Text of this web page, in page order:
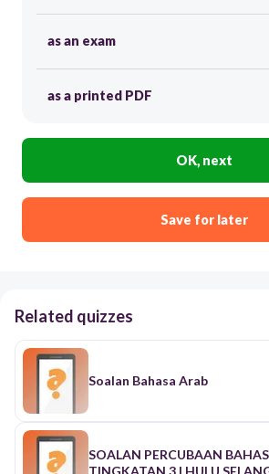
as an exam
as a printed PDF
OK, next
Save for later
Related quizzes
Soalan Bahasa Arab
SOALAN PERCUBAAN
TINGKATAN 3 | HULU